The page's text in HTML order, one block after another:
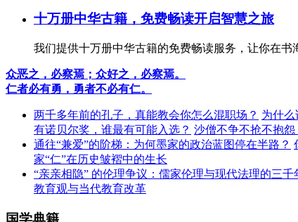
十万册中华古籍，免费畅读开启智慧之旅
我们提供十万册中华古籍的免费畅读服务，让你在
众恶之，必察焉；众好之，必察焉。
仁者必有勇，勇者不必有仁。
两千多年前的孔子，真能教会你怎么混职场？ 为什么
有诺贝尔奖，谁最有可能入选？ 沙僧不争不抢不抱
通往“兼爱”的阶梯：为何墨家的政治蓝图停在半路？
家“仁”在历史皱褶中的生长
“亲亲相隐” 的伦理争议：儒家伦理与现代法理的三千
教育观与当代教育改革
国学典籍